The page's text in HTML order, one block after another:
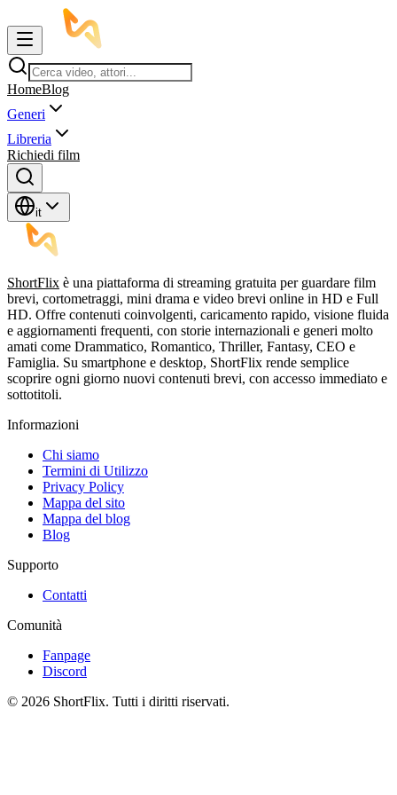
HomeBlog
Generi
Libreria
Richiedi film
it
ShortFlix è una piattaforma di streaming gratuita per guardare film
brevi, cortometraggi, mini drama e video brevi online in HD e Full
HD. Offre contenuti coinvolgenti, caricamento rapido, visione fluida
e aggiornamenti frequenti, con storie internazionali e generi molto
amati come Drammatico, Romantico, Thriller, Fantasy, CEO e
Famiglia. Su smartphone e desktop, ShortFlix rende semplice
scoprire ogni giorno nuovi contenuti brevi, con accesso immediato e
sottotitoli.
Informazioni
Chi siamo
Termini di Utilizzo
Privacy Policy
Mappa del sito
Mappa del blog
Blog
Supporto
Contatti
Comunità
Fanpage
Discord
© 2026 ShortFlix. Tutti i diritti riservati.